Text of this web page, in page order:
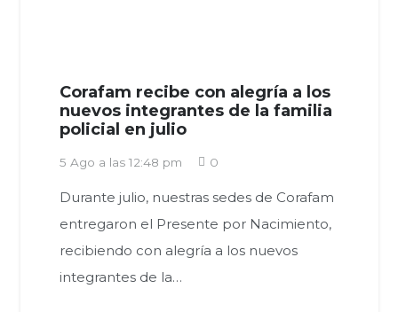
Corafam recibe con alegría a los
nuevos integrantes de la familia
policial en julio
5 Ago a las 12:48 pm 0
Durante julio, nuestras sedes de Corafam
entregaron el Presente por Nacimiento,
recibiendo con alegría a los nuevos
integrantes de la…